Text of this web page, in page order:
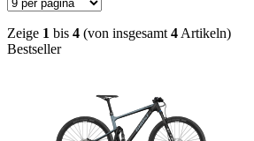
Zeige 1 bis 4 (von insgesamt 4 Artikeln)
Bestseller